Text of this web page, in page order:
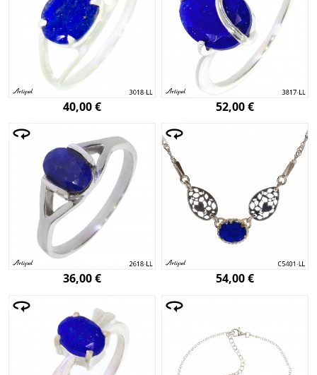
40,00 € 52,00 €
36,00 € 54,00 €